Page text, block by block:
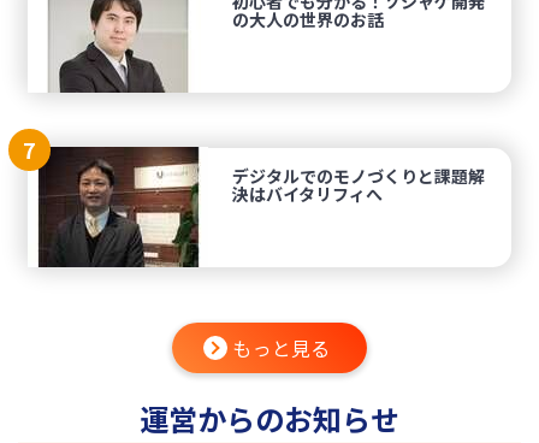
の大人の世界のお話
7
デジタルでのモノづくりと課題解
決はバイタリフィへ
もっと見る
運営からのお知らせ